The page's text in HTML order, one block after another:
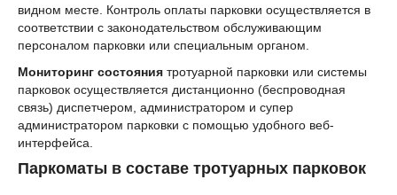
видном месте. Контроль оплаты парковки осуществляется в
соответствии с законодательством обслуживающим
персоналом парковки или специальным органом.
Мониторинг состояния тротуарной парковки или системы
парковок осуществляется дистанционно (беспроводная
связь) диспетчером, администратором и супер
администратором парковки с помощью удобного веб-
интерфейса.
Паркоматы в составе тротуарных парковок